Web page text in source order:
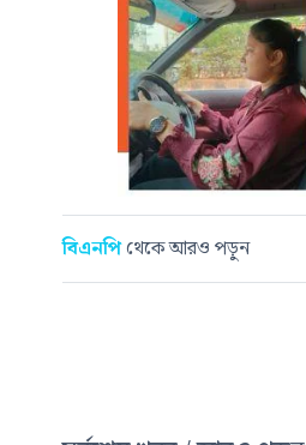
বিএনপিথেকে আরও পড়ুন